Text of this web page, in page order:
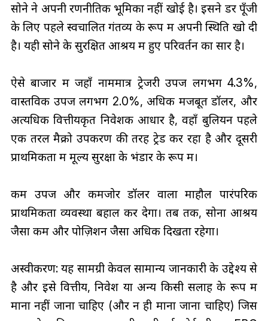
सोने ने अपनी रणनीतिक भूमिका नहीं खोई है। इसने डर पूँजी
के लिए पहले स्वचालित गंतव्य के रूप में अपनी स्थिति खो दी
है। यही सोने के सुरक्षित आश्रय में हुए परिवर्तन का सार है।
ऐसे बाजार में जहाँ नाममात्र ट्रेजरी उपज लगभग 4.3%,
वास्तविक उपज लगभग 2.0%, अधिक मजबूत डॉलर, और
अत्यधिक वित्तीयकृत निवेशक आधार है, वहाँ बुलियन पहले
एक तरल मैक्रो उपकरण की तरह ट्रेड कर रहा है और दूसरी
प्राथमिकता में मूल्य सुरक्षा के भंडार के रूप में।
कम उपज और कमजोर डॉलर वाला माहौल पारंपरिक
प्राथमिकता व्यवस्था बहाल कर देगा। तब तक, सोना आश्रय
जैसा कम और पोज़िशन जैसा अधिक दिखता रहेगा।
अस्वीकरण: यह सामग्री केवल सामान्य जानकारी के उद्देश्य से
है और इसे वित्तीय, निवेश या अन्य किसी सलाह के रूप में
माना नहीं जाना चाहिए (और न ही माना जाना चाहिए) जिस